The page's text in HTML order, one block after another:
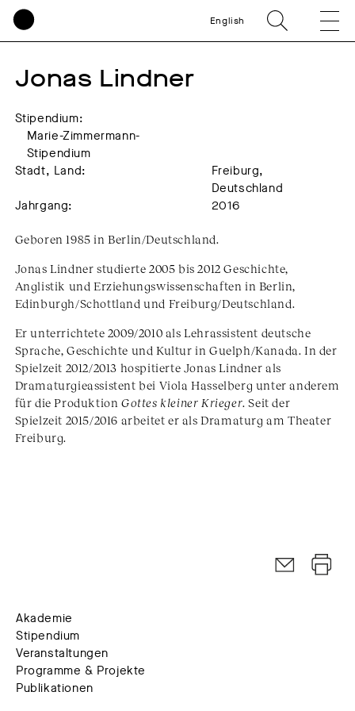
English
Jonas Lindner
Stipendium:
Marie-Zimmermann-
Stipendium
Stadt, Land:
Freiburg,
Deutschland
Jahrgang:
2016
Geboren 1985 in Berlin/Deutschland.
Jonas Lindner studierte 2005 bis 2012 Geschichte,
Anglistik und Erziehungswissenschaften in Berlin,
Edinburgh/Schottland und Freiburg/Deutschland.
Er unterrichtete 2009/2010 als Lehrassistent deutsche
Sprache, Geschichte und Kultur in Guelph/Kanada. In der
Spielzeit 2012/2013 hospitierte Jonas Lindner als
Dramaturgieassistent bei Viola Hasselberg unter anderem
für die ProduktionGottes kleiner Krieger. Seit der
Spielzeit 2015/2016 arbeitet er als Dramaturg am Theater
Freiburg.
Akademie
Stipendium
Veranstaltungen
Programme & Projekte
Publikationen